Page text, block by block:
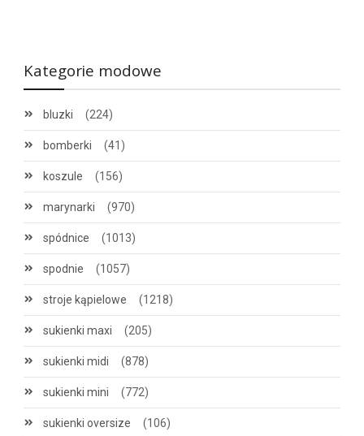
Kategorie modowe
bluzki (224)
bomberki (41)
koszule (156)
marynarki (970)
spódnice (1013)
spodnie (1057)
stroje kąpielowe (1218)
sukienki maxi (205)
sukienki midi (878)
sukienki mini (772)
sukienki oversize (106)